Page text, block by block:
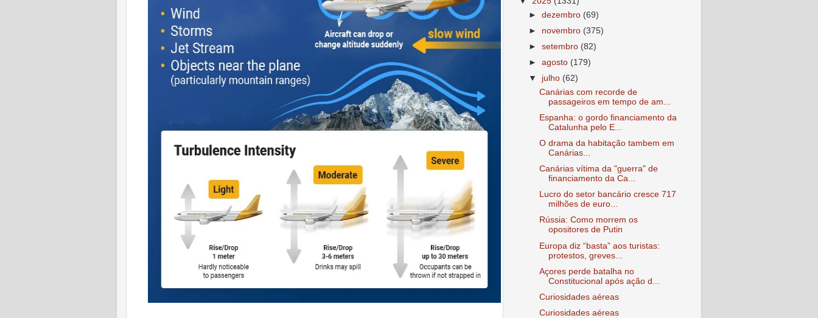
►dezembro (69)
► novembro (375)
►setembro (82)
►agosto (179)
▼ julho (62)
Canárias com recorde de
passageiros em tempo de am...
Espanha: o gordo financiamento da
Catalunha pelo E...
O drama da habitação tambem em
Canárias...
Canárias vítima da "guerra" de
financiamento da Ca...
Lucro do setor bancário cresce 717
milhões de euro...
Rússia: Como morrem os
opositores de Putin
Europa diz “basta” aos turistas:
protestos, greves...
Açores perde batalha no
Constitucional após ação d...
Curiosidades aéreas
Curiosidades aéreas